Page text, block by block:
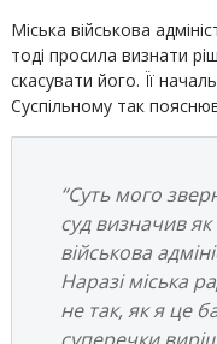
Міська військова
тоді просила визнати
скасувати його. Її
Суспільному так
“Суть мого
суд визначив
військова
Наразі міська
не так, як я це